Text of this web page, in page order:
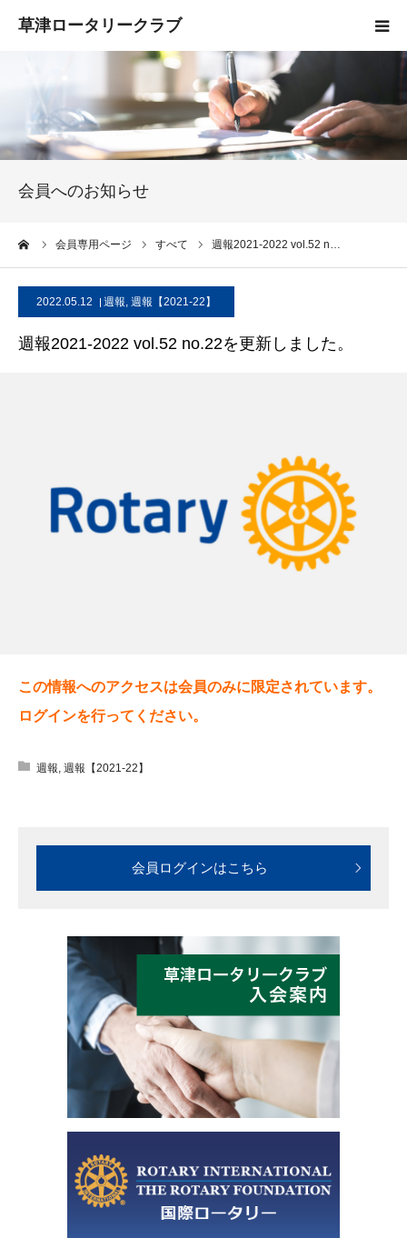
会員へのお知らせ
会員専用ページ すべて 週報2021-2022 vol.52 n…
2022.05.12 週報, 週報【2021-22】
週報2021-2022 vol.52 no.22を更新しました。
この情報へのアクセスは会員のみに限定されています。
ログインを行ってください。
週報, 週報【2021-22】
会員ログインはこちら
クラブ概要
入会案内
活動報告
お問い合わせ